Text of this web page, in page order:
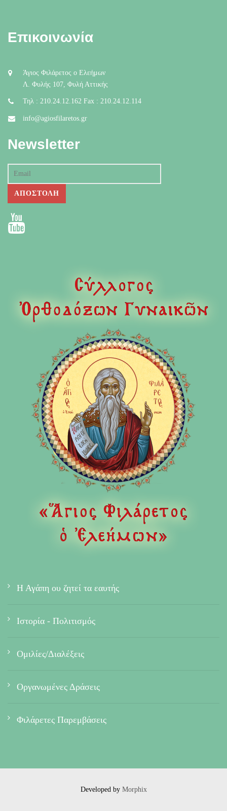
Επικοινωνία
Άγιος Φιλάρετος ο Ελεήμων
Λ. Φυλής 107, Φυλή Αττικής
Τηλ : 210.24.12.162 Fax : 210.24.12.114
info@agiosfilaretos.gr
Newsletter
Η Αγάπη ου ζητεί τα εαυτής
Ιστορία - Πολιτισμός
Ομιλίες/Διαλέξεις
Οργανωμένες Δράσεις
Φιλάρετες Παρεμβάσεις
Developed by Morphix